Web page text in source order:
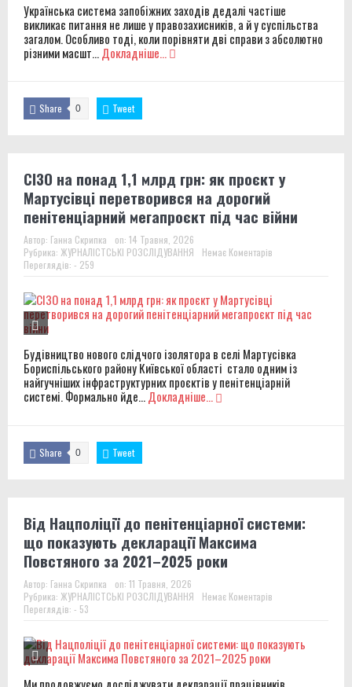
Українська система запобіжних заходів дедалі частіше
викликає питання не лише у правозахисників, а й у суспільства
загалом. Особливо тоді, коли порівняти дві справи з абсолютно
різними масшт...Докладніше...
Share 0 Tweet
СІЗО на понад 1,1 млрд грн: як проєкт у
Мартусівці перетворився на дорогий
пенітенціарний мегапроєкт під час війни
Автор: Ганна Скрипка on: 14 Травня, 2026
Рубрика: ЖУРНАЛІСТСЬКІ РОЗСЛІДУВАННЯ
Немає Коментарів
Переглядів: - 259
Будівництво нового слідчого ізолятора в селі Мартусівка
Бориспільського району Київської області стало одним із
найгучніших інфраструктурних проєктів у пенітенціарній
системі. Формально йде...Докладніше...
Share 0 Tweet
Від Нацполіції до пенітенціарної системи:
що показують декларації Максима
Повстяного за 2021–2025 роки
Автор: Ганна Скрипка on: 11 Травня, 2026
Рубрика: ЖУРНАЛІСТСЬКІ РОЗСЛІДУВАННЯ
Немає Коментарів
Переглядів: - 53